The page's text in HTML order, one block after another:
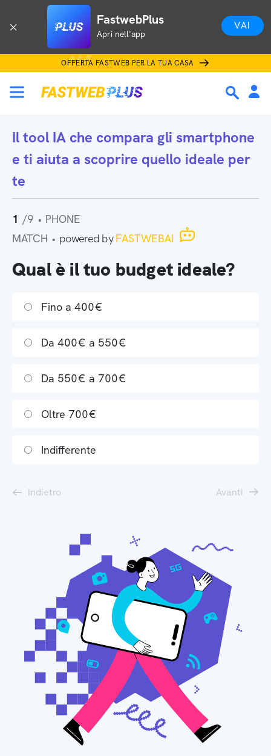
FastwebPlus
Apri nell'app
VAI
OFFERTA FASTWEB PER LA TUA CASA
Il tool IA che compara gli smartphone
e ti aiuta a scoprire quello ideale per
te
1 /9 • PHONE
MATCH • powered byFASTWEBAI
Qual è il tuo budget ideale?
Fino a 400€
Da 400€ a 550€
Da 550€ a 700€
Oltre 700€
Indifferente
Indietro Avanti